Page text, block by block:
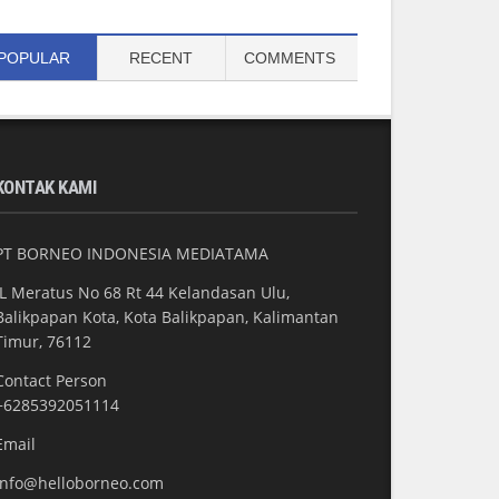
RECENT COMMENTS
KAMI
BORNEO INDONESIA MEDIATAMA
Meratus No 68 Rt 44 Kelandasan Ulu,
Kota, Kota Balikpapan, Kalimantan
76112
Person